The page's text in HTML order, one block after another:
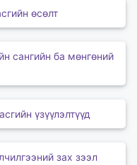
өсөлт
сангийн ба мөнгөний
үзүүлэлтүүд
зах зээл